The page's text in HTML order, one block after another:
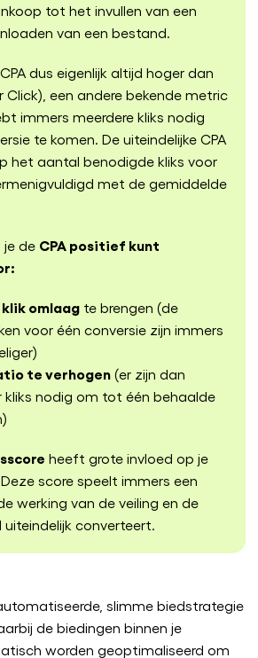
tot het invullen van een
van een bestand.
dus eigenlijk altijd hoger dan
Click), een andere bekende metric
immers meerdere kliks nodig
te komen. De uiteindelijke CPA
het aantal benodigde kliks voor
met de gemiddelde
de CPA positief kunt
omlaag te brengen (de
voor één conversie zijn immers
te verhogen (er zijn dan
kliks nodig om tot één behaalde
heeft grote invloed op je
Deze score speelt immers een
werking van de veiling en de
converteert.
slimme biedstrategie
de biedingen binnen je
worden geoptimaliseerd om